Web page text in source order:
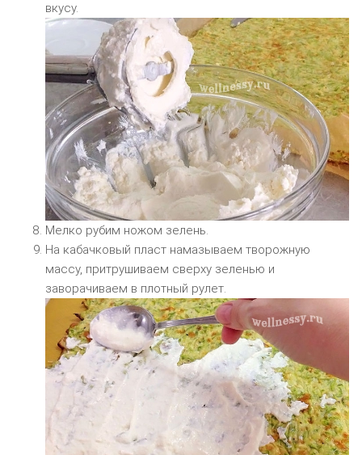
вкусу.
Мелко рубим ножом зелень.
На кабачковый пласт намазываем творожную
массу, притрушиваем сверху зеленью и
заворачиваем в плотный рулет.